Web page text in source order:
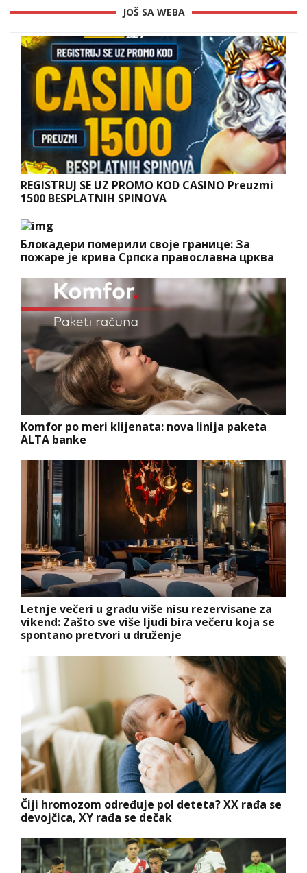
JOŠ SA WEBA
REGISTRUJ SE UZ PROMO KOD CASINO Preuzmi
1500 BESPLATNIH SPINOVA
Блокадери померили своје границе: За
пожаре је крива Српска православна црква
Komfor po meri klijenata: nova linija paketa
ALTA banke
Letnje večeri u gradu više nisu rezervisane za
vikend: Zašto sve više ljudi bira večeru koja se
spontano pretvori u druženje
Čiji hromozom određuje pol deteta? XX rađa se
devojčica, XY rađa se dečak